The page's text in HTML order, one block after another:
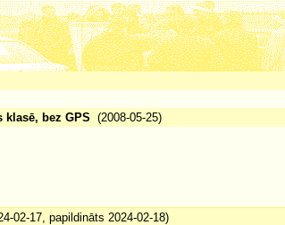
bez GPS (2008-05-25)
02-17, papildināts 2024-02-18)